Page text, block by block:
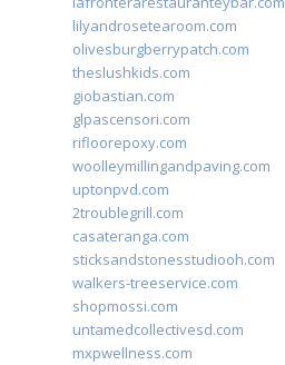
lilyandrosetearoom.com
olivesburgberrypatch.com
theslushkids.com
giobastian.com
glpascensori.com
rifloorepoxy.com
woolleymillingandpaving.com
uptonpvd.com
2troublegrill.com
casateranga.com
sticksandstonesstudiooh.com
walkers-treeservice.com
shopmossi.com
untamedcollectivesd.com
mxpwellness.com